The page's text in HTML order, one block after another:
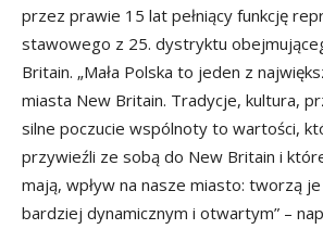
przez prawie 15 lat pełniący funkcję
stawowego z 25. dystryktu
Britain. „Mała Polska to jeden z
miasta New Britain. Tradycje, kultura,
silne poczucie wspólnoty to wartości,
przywieźli ze sobą do New Britain i
mają, wpływ na nasze miasto: tworzą
bardziej dynamicznym i otwartym” –